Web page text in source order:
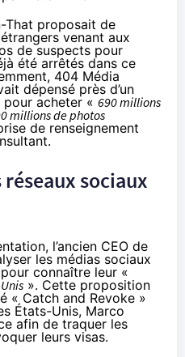
That proposait de
venant aux
de suspects pour
été arrêtés dans ce
404 Média
dépensé près d’un
acheter « 690 millions
millions de photos
de renseignement
sociaux
l’ancien CEO de
les médias sociaux
connaître leur «
». Cette proposition
« Catch and Revoke »
États-Unis, Marco
afin de traquer les
leurs visas.